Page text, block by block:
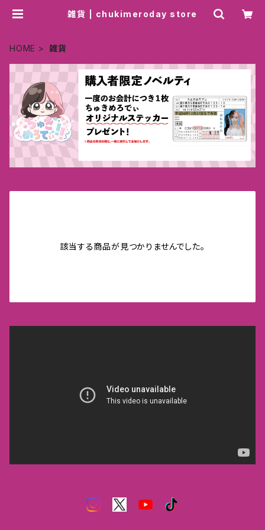
雑貨 | chukimeroday store
HOME 雑貨
該当する商品が見つかりませんでした。